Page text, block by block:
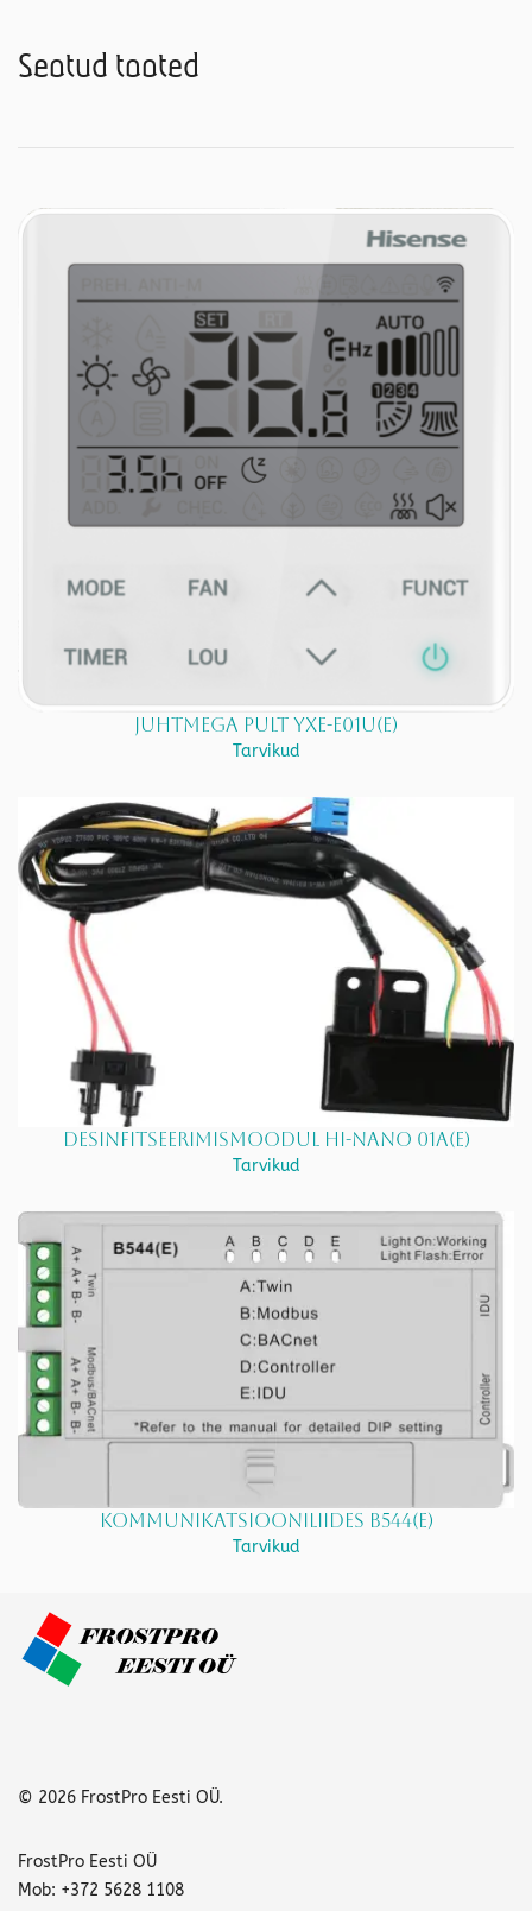
Seotud tooted
Juhtmega pult YXE-E01U(E)
Tarvikud
Desinfitseerimismoodul HI-NANO 01A(E)
Tarvikud
Kommunikatsiooniliides B544(E)
Tarvikud
© 2026 FrostPro Eesti OÜ.
FrostPro Eesti OÜ
Mob: +372 5628 1108